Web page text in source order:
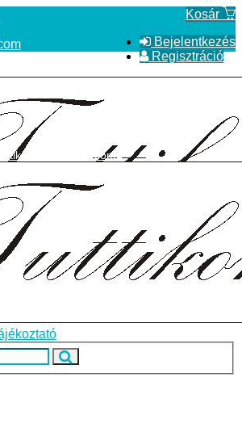
Kosár
Bejelentkezés
Regisztráció
tuttikonyha@gmail.com